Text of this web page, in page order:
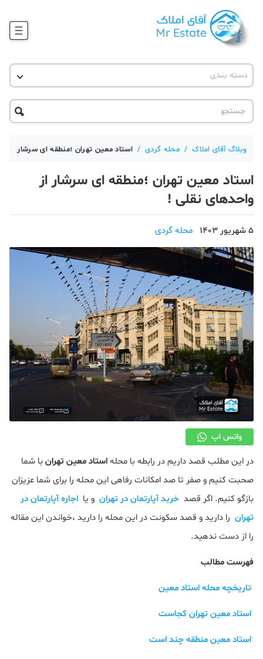
آموزش املاک
حقوقی
آکادمی
دسته بندی
آقای مشاور املاک
آکادمی آقای املاک
آموزش املاک
آموزش پلتفرم آقای املاک
تحلیل مسکن
دکوراسیون
صنعت ساختمان
محله گردی
معماری
ملکی
همایش و نمایشگاه
وبلاگ آقای املاک / محله گردی / استاد معین تهران ؛منطقه ای سرشار از
استاد معین تهران ؛منطقه ای سرشار از
واحدهای نقلی !
5 شهریور 1403 محله گردی
واتس اپ
در این مطلب قصد داریم در رابطه با محلهاستاد معین تهرانبا شما
صحبت کنیم و صفر تا صد امکانات رفاهی این محله را برای شما عزیزان
بازگو کنیم. اگر قصد خرید آپارتمان در تهران و یا اجاره آپارتمان در
تهران را دارید و قصد سکونت در این محله را دارید ،خواندن این مقاله
را از دست ندهید.
فهرست مطالب
تاریخچه محله استاد معین
استاد معین تهران کجاست
استاد معین منطقه چند است